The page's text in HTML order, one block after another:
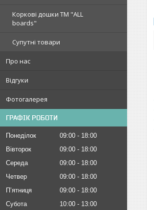
Коркові дошки TM "ALL
boards"
Супутні товари
Про нас
Відгуки
Фотогалерея
ГРАФІК РОБОТИ
Понеділок 09:00
18:00
Вівторок
09:00
18:00
Середа
09:00
18:00
Четвер
09:00
18:00
Пʼятниця
09:00
18:00
Субота
10:00
13:00